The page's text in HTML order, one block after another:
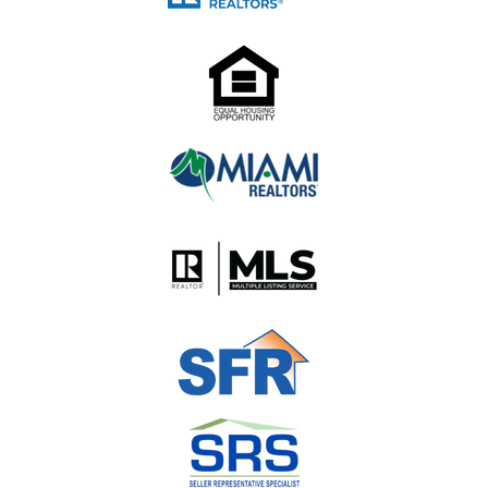
Cuenta con un menú repleto de platos que
sur de la Florida (la mayoría de los productos
orgánicos utilizados se obtienen localmente).
Con muchas ensaladas, mariscos y crudos, la
comida de The Strand es en su mayoría
saludable, incluida su variedad de cócteles,